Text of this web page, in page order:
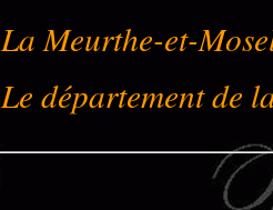
La Meurthe-et-
Le département de